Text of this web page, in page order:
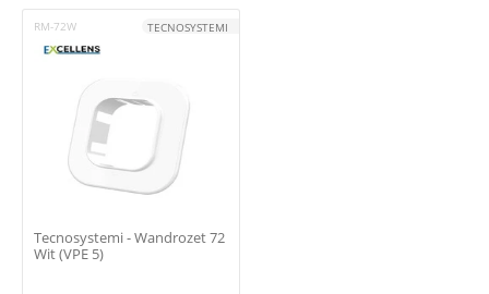
RM-72W TECNOSYSTEMI
Tecnosystemi - Wandrozet 72
Wit (VPE 5)